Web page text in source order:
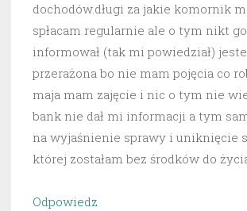
dochodów.długi za jakie komornik
spłacam regularnie ale o tym nikt
informował (tak mi powiedział)
przerażona bo nie mam pojęcia co
maja mam zajęcie i nic o tym nie
bank nie dał mi informacji a tym
na wyjaśnienie sprawy i uniknięcie
której zostałam bez środków do
Odpowiedz